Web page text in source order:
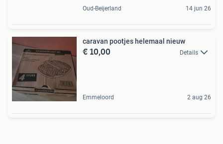
Oud-Beijerland 14 jun 26
caravan pootjes helemaal nieuw
€ 10,00 Details
Emmeloord 2 aug 26